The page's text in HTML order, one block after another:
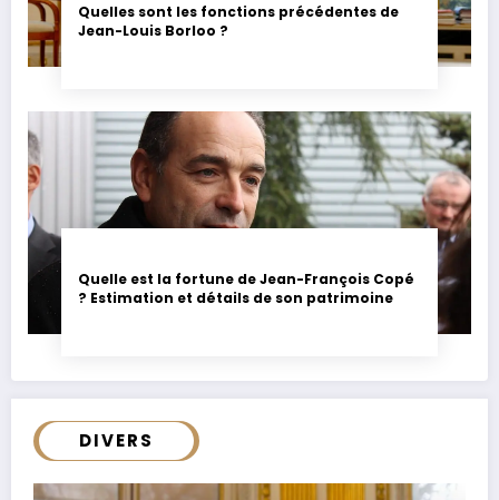
Quelles sont les fonctions précédentes de
Jean-Louis Borloo ?
Quelle est la fortune de Jean-François Copé
? Estimation et détails de son patrimoine
DIVERS